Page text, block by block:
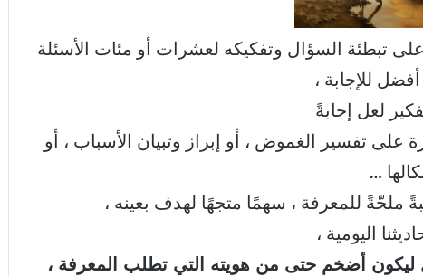
تبطئة السؤال وتفكيكه لعشرات أو مئات الأسئلة
للإجابة ،
لعل إجابةً
تفسير الغموض ، أو إبراز وتبيان الأسباب ، أو
…
ملحّةً للمعرفة ، سهمًا متجهًا لهدف بعينه ،
اليومية ،
ليكون أضخم حتى من هويته التي تطلب المعرفة ،